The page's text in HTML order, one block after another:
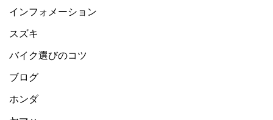
インフォメーション
スズキ
バイク選びのコツ
ブログ
ホンダ